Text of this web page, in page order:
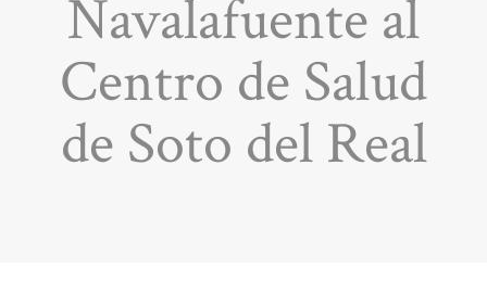
Navalafuente al
Centro de Salud
de Soto del Real